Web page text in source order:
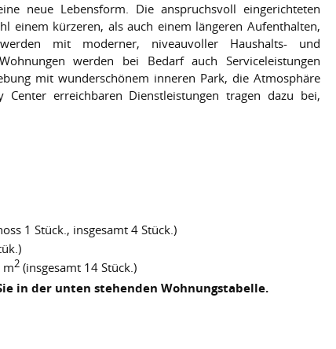
neue Lebensform. Die anspruchsvoll eingerichteten
einem kürzeren, als auch einem längeren Aufenthalten,
mit moderner, niveauvoller Haushalts- und
werden bei Bedarf auch Serviceleistungen
mit wunderschönem inneren Park, die Atmosphäre
erreichbaren Dienstleistungen tragen dazu bei,
1 Stück., insgesamt 4 Stück.)
m2 (insgesamt 14 Stück.)
in der unten stehenden Wohnungstabelle.